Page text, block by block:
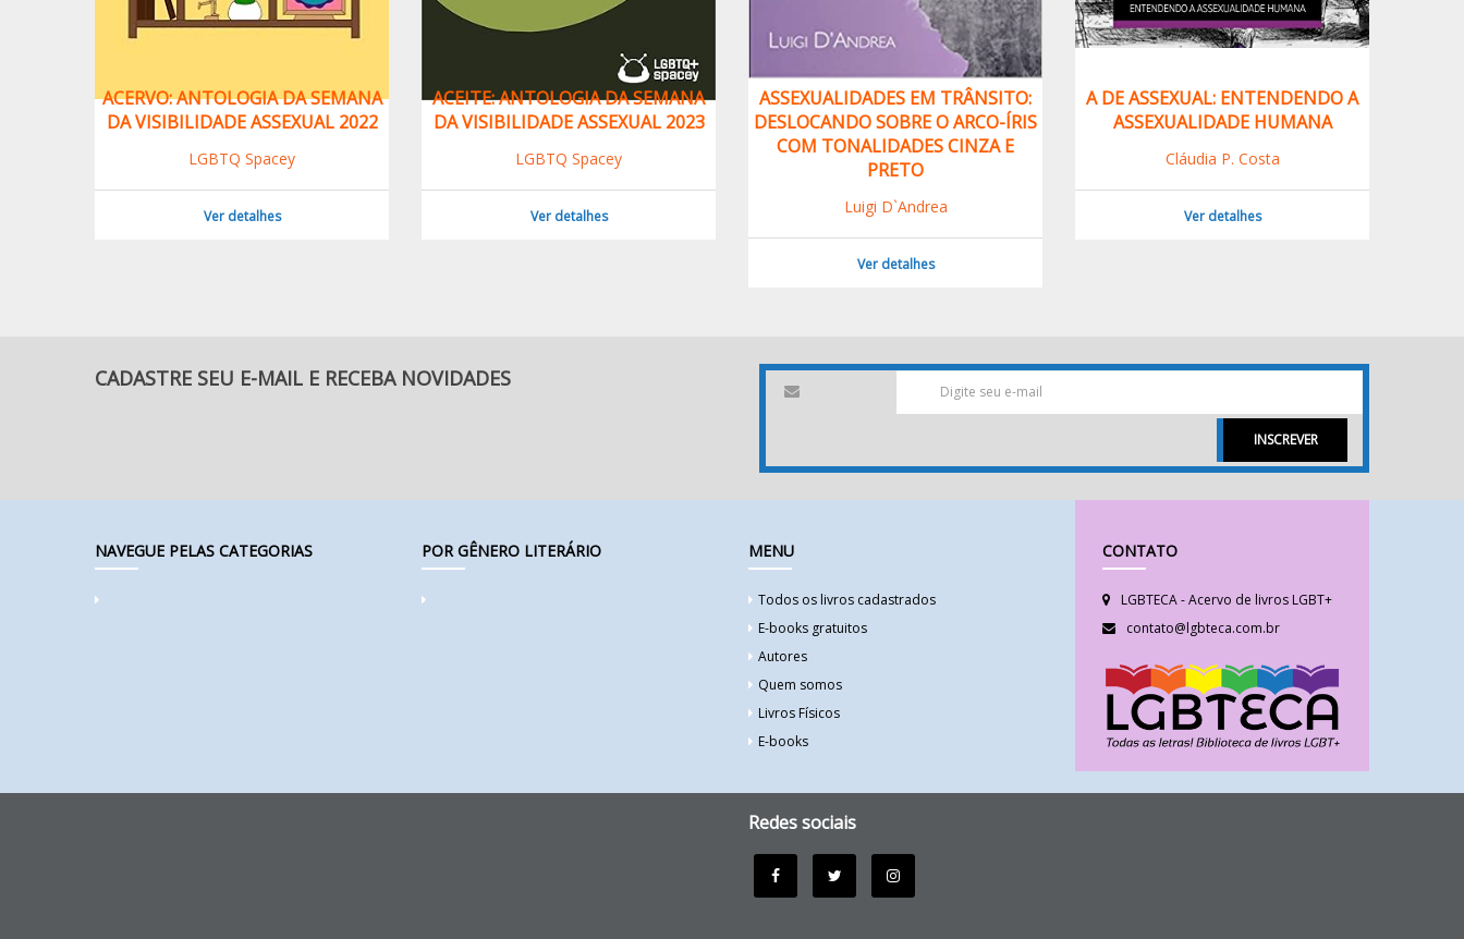
ACERVO: ANTOLOGIA DA SEMANA
DA VISIBILIDADE ASSEXUAL 2022
LGBTQ Spacey
Ver detalhes
ACEITE: ANTOLOGIA DA SEMANA
DA VISIBILIDADE ASSEXUAL 2023
LGBTQ Spacey
Ver detalhes
ASSEXUALIDADES EM TRÂNSITO:
DESLOCANDO SOBRE O ARCO-ÍRIS
COM TONALIDADES CINZA E
PRETO
Luigi D`Andrea
Ver detalhes
A DE ASSEXUAL: ENTENDENDO A
ASSEXUALIDADE HUMANA
Cláudia P. Costa
Ver detalhes
CADASTRE SEU E-MAIL E RECEBA NOVIDADES
INSCREVER
NAVEGUE PELAS CATEGORIAS POR GÊNERO LITERÁRIO MENU
Todos os livros cadastrados
E-books gratuitos
Autores
Quem somos
Livros Físicos
E-books
CONTATO
LGBTECA - Acervo de livros LGBT+
contato@lgbteca.com.br
Redes sociais